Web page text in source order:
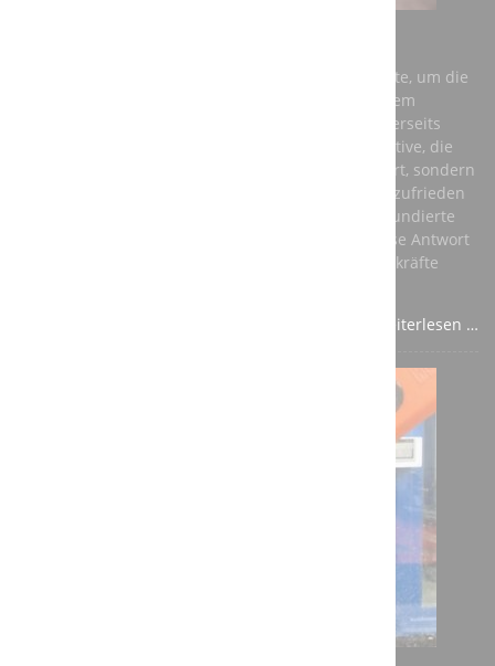
Einerseits benötigt Deutschland dringend Fachkräfte, um die
Anforderungen der Zukunft zu meistern und auf dem
globalen Markt konkurrenzfähig zu bleiben. Andererseits
brauchen junge Menschen eine berufliche Perspektive, die
ihnen nicht nur ein vernünftiges Einkommen sichert, sondern
auch ihre persönliche Entwicklung fördert und sie zufrieden
stellt. Die beste Antwort auf diese Fragen ist eine fundierte
Ausbildung in einem anerkannten Beruf – und diese Antwort
sollte aus den Unternehmen kommen, die auf Fachkräfte
Weiterlesen …